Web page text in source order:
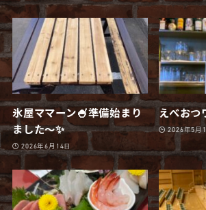
氷屋ママーン🍧準備始まり
ました〜✨
2026年6月14日
えべお
2026年5月